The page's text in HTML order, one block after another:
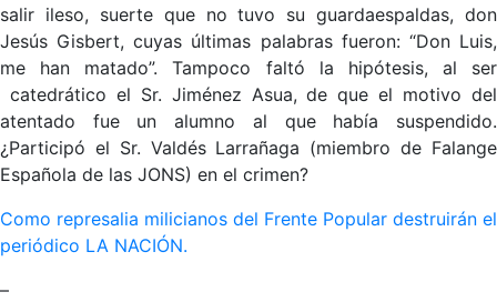
salir ileso, suerte que no tuvo su guardaespaldas, don
Jesús Gisbert, cuyas últimas palabras fueron: “Don Luis,
me han matado”. Tampoco faltó la hipótesis, al ser
catedrático el Sr. Jiménez Asua, de que el motivo del
atentado fue un alumno al que había suspendido.
¿Participó el Sr. Valdés Larrañaga (miembro de Falange
Española de las JONS) en el crimen?
Como represalia milicianos del Frente Popular destruirán el
periódico LA NACIÓN.
–